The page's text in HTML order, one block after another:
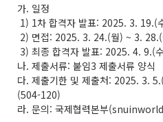
가. 일정
1) 1차 합격자 발표: 2025. 3. 19.(
2) 면접: 2025. 3. 24.(월) ~ 3.
3) 최종 합격자 발표: 2025. 4. 9.(
나. 제출서류: 붙임3 제출서류 양식
다. 제출기한 및 제출처: 2025. 3.
(504-120)
라. 문의: 국제협력본부